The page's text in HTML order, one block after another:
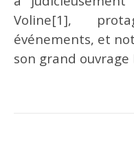
Voline[1],
événements, et
son grand